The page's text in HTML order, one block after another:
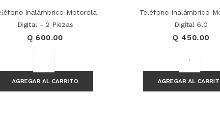
Inalámbrico Motorola
Digital - 2 Piezas
Q 600.00
Teléfono Inalámbrico
Digital 6.0
Q 450.00